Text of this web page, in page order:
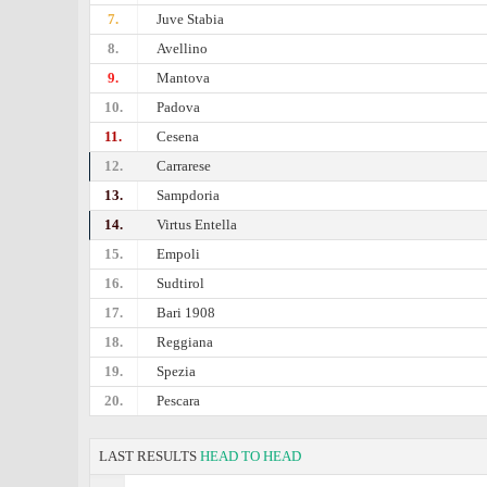
7.
Juve Stabia
8.
Avellino
9.
Mantova
10.
Padova
11.
Cesena
12.
Carrarese
13.
Sampdoria
14.
Virtus Entella
15.
Empoli
16.
Sudtirol
17.
Bari 1908
18.
Reggiana
19.
Spezia
20.
Pescara
LAST RESULTS HEAD TO HEAD